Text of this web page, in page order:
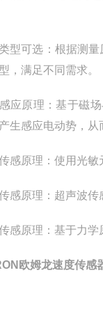
型可选：根据测
，满足不同需求。
应原理：基于磁
生感应电动势，从
感原理：使用光
感原理：超声波
感原理：基于力
欧姆龙速度传感